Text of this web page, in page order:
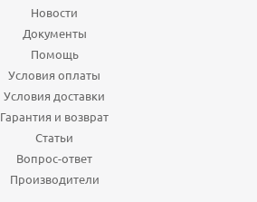
Новости
Документы
Помощь
Условия оплаты
Условия доставки
Гарантия и возврат
Статьи
Вопрос-ответ
Производители